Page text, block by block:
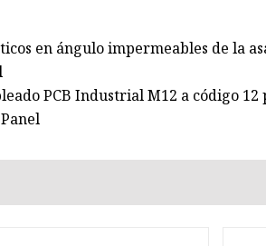
en ángulo impermeables de la
PCB Industrial M12 a código